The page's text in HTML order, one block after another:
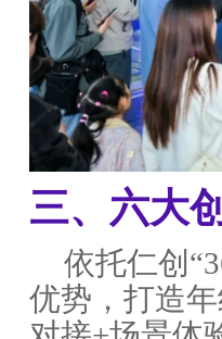
三、 六大
依托仁创
优势，打造